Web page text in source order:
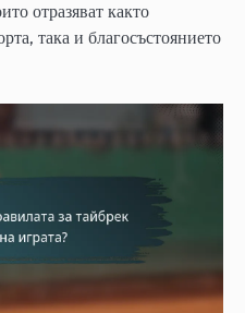
отразяват както
така и благосъстоянието